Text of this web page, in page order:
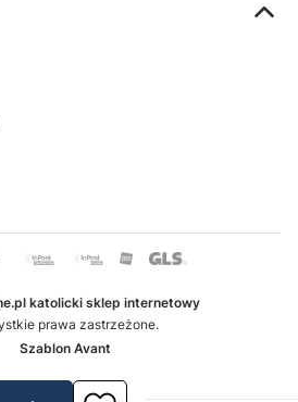
katolicki sklep internetowy
prawa zastrzeżone.
Szablon Avant